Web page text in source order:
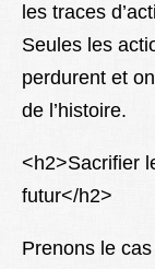
les traces
Seules les
perdurent et
de l’histoire.
<h2>Sacrifier
futur</h2>
Prenons le